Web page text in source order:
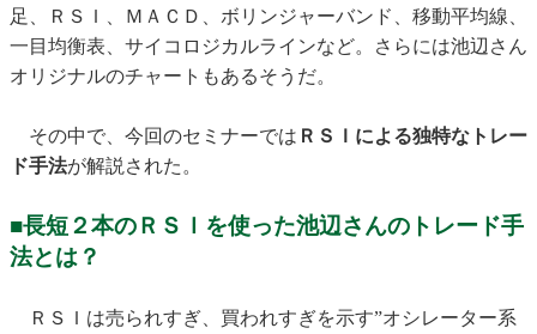
足、ＲＳＩ、ＭＡＣＤ、ボリンジャーバンド、移動平均線、
一目均衡表、サイコロジカルラインなど。さらには池辺さん
オリジナルのチャートもあるそうだ。
その中で、今回のセミナーでは ＲＳＩによる独特なトレー
ド手法が解説された。
■長短２本のＲＳＩを使った池辺さんのトレード手
法とは？
ＲＳＩは売られすぎ、買われすぎを示す”オシレーター系